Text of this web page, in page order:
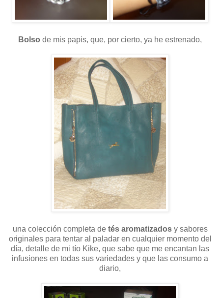
Bolso de mis papis, que, por cierto, ya he estrenado,
una colección completa de tés aromatizadosy sabores
originales para tentar al paladar en cualquier momento del
día, detalle de mi tío Kike, que sabe que me encantan las
infusiones en todas sus variedades y que las consumo a
diario,